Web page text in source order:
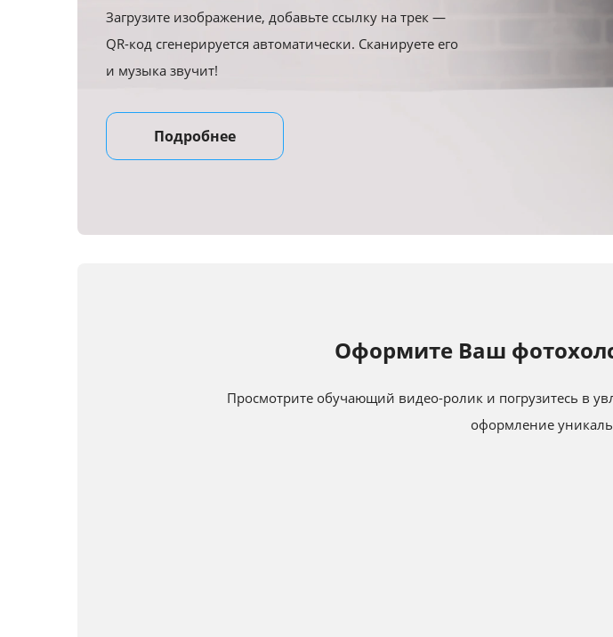
Загрузите изображение, добавьте ссылку на трек —
QR-код сгенерируется автоматически. Сканируете его
и музыка звучит!
Подробнее
Оформите Ваш
Просмотрите обучающий видео-ролик и погрузитесь в
оформление